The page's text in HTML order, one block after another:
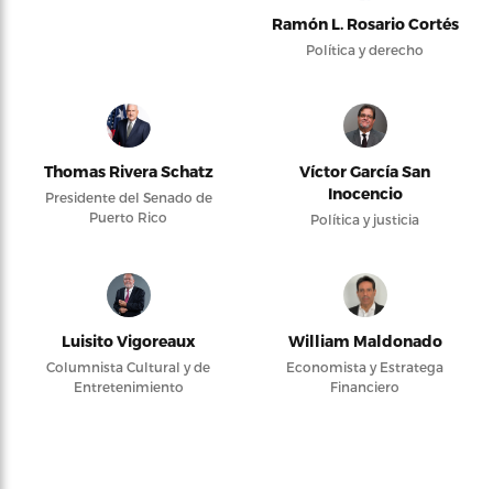
Ramón L. Rosario Cortés
Política y derecho
Thomas Rivera Schatz
Presidente del Senado de
Puerto Rico
Víctor García San
Inocencio
Política y justicia
Luisito Vigoreaux
Columnista Cultural y de
Entretenimiento
William Maldonado
Economista y Estratega
Financiero